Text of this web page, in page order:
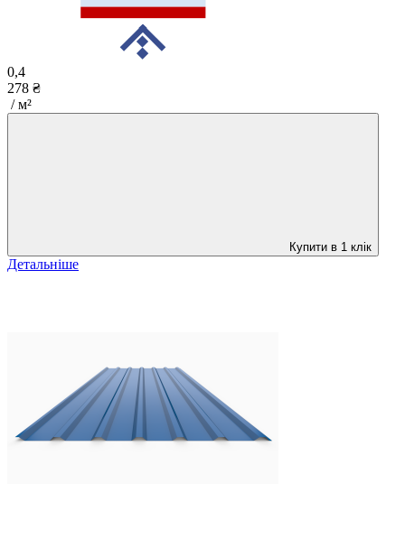
0,4
278 ₴
/ м²
Купити в 1 клік
Детальніше